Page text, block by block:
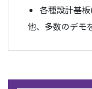
各種設計基
他、多数のデモ